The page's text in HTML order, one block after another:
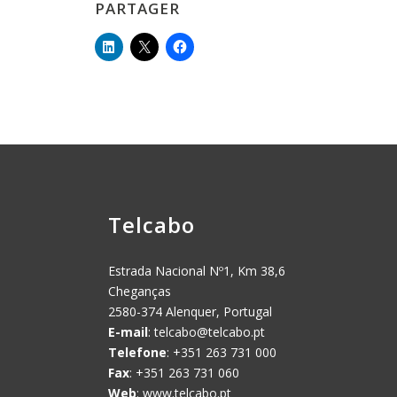
PARTAGER
Telcabo
Estrada Nacional Nº1, Km 38,6
Cheganças
2580-374 Alenquer, Portugal
E-mail:telcabo@telcabo.pt
Telefone: +351 263 731 000
Fax: +351 263 731 060
Web: www.telcabo.pt